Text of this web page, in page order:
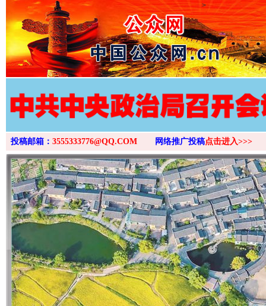
>
投稿邮箱： 3555333776@QQ.COM 网络推广投稿点击进入>>>